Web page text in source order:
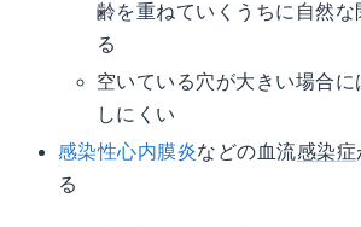
齢を重ねていくうちに自然な
る
空いている穴が大きい場合
しにくい
感染性心内膜炎などの血流感染症
る